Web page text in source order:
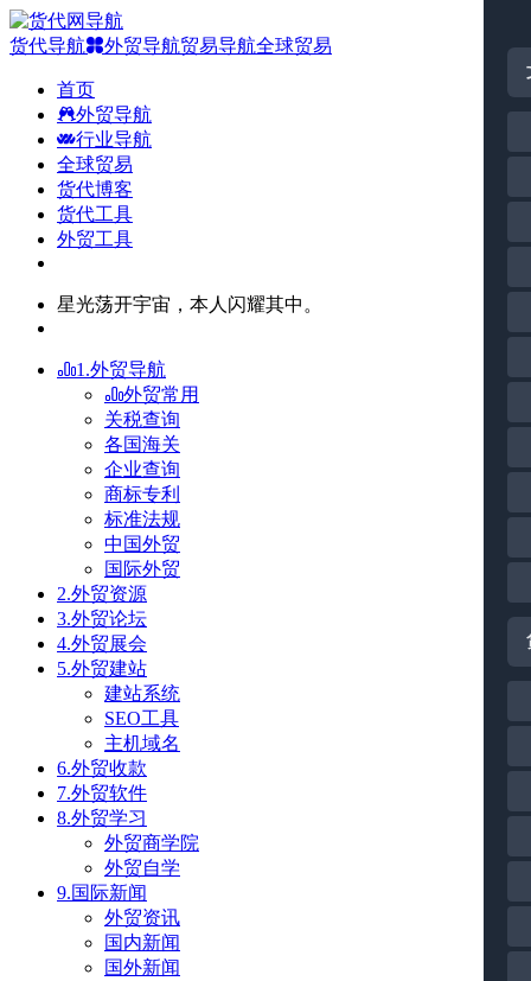
货代导航 外贸导航贸易导航全球贸易
首页
外贸导航
行业导航
全球贸易
货代博客
货代工具
外贸工具
星光荡开宇宙，本人闪耀其中。
1.外贸导航
外贸常用
关税查询
各国海关
企业查询
商标专利
标准法规
中国外贸
国际外贸
2.外贸资源
3.外贸论坛
4.外贸展会
5.外贸建站
建站系统
SEO工具
主机域名
6.外贸收款
7.外贸软件
8.外贸学习
外贸商学院
外贸自学
9.国际新闻
外贸资讯
国内新闻
国外新闻